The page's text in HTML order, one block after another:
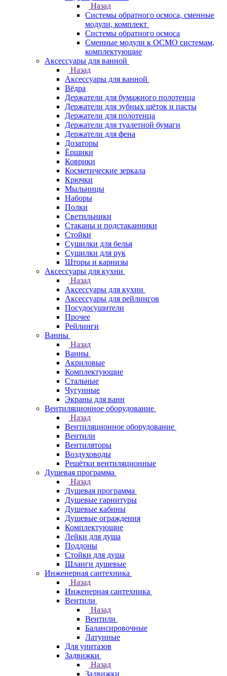
Назад
Системы обратного осмоса, сменные
модули, комплект
Системы обратного осмоса
Сменные модули к ОСМО системам,
комплектующие
Аксессуары для ванной
Назад
Аксессуары для ванной
Вёдра
Держатели для бумажного полотенца
Держатели для зубных щёток и пасты
Держатели для полотенца
Держатели для туалетной бумаги
Держатели для фена
Дозаторы
Ёршики
Коврики
Косметические зеркала
Крючки
Мыльницы
Наборы
Полки
Светильники
Стаканы и подстаканники
Стойки
Сушилки для белья
Сушилки для рук
Шторы и карнизы
Аксессуары для кухни
Назад
Аксессуары для кухни
Аксессуары для рейлингов
Посудосушители
Прочее
Рейлинги
Ванны
Назад
Ванны
Акриловые
Комплектующие
Стальные
Чугунные
Экраны для ванн
Вентиляционное оборудование
Назад
Вентиляционное оборудование
Вентили
Вентиляторы
Воздуховоды
Решётки вентиляционные
Душевая программа
Назад
Душевая программа
Душевые гарнитуры
Душевые кабины
Душевые ограждения
Комплектующие
Лейки для душа
Поддоны
Стойки для душа
Шланги душевые
Инженерная сантехника
Назад
Инженерная сантехника
Вентили
Назад
Вентили
Балансировочные
Латунные
Для унитазов
Задвижки
Назад
Задвижки